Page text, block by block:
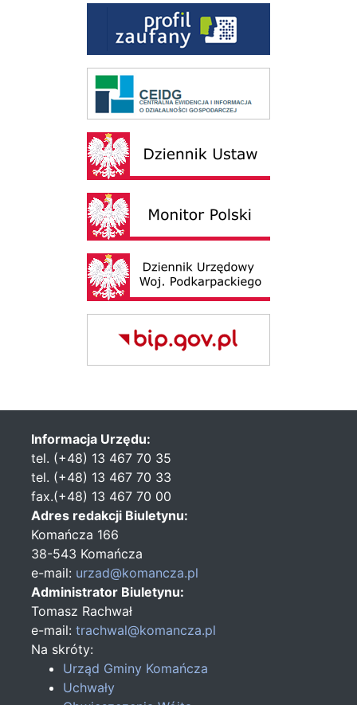
Informacja Urzędu:
tel. (+48) 13 467 70 35
tel. (+48) 13 467 70 33
fax.(+48) 13 467 70 00
Adres redakcji Biuletynu:
Komańcza 166
38-543 Komańcza
e-mail: urzad@komancza.pl
Administrator Biuletynu:
Tomasz Rachwał
e-mail: trachwal@komancza.pl
Na skróty:
Urząd Gminy Komańcza
Uchwały